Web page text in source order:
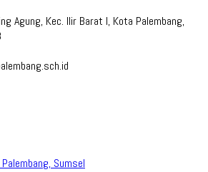
Agung, Kec. Ilir Barat I, Kota Palembang,
Palembang, Sumsel